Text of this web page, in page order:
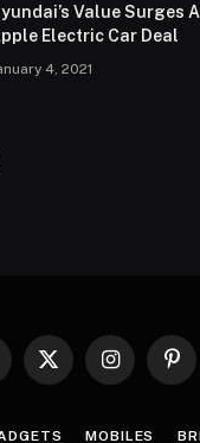
Value Surges
Electric Car Deal
4, 2021
X
Instagram
MOBILES